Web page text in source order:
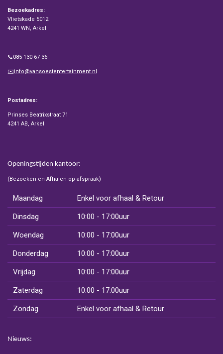
Bezoekadres:
Vlietskade 5012
4241 WN, Arkel
📞085 130 67 36
✉️info@vansoestentertainment.nl
Postadres:
Prinses Beatrixstraat 71
4241 AB, Arkel
Openingstijden kantoor:
(Bezoeken en Afhalen op afspraak)
Maandag Enkel voor afhaal & Retour
Dinsdag 10:00 - 17:00uur
Woendag 10:00 - 17:00uur
Donderdag 10:00 - 17:00uur
Vrijdag 10:00 - 17:00uur
Zaterdag 10:00 - 17:00uur
Zondag Enkel voor afhaal & Retour
Nieuws: